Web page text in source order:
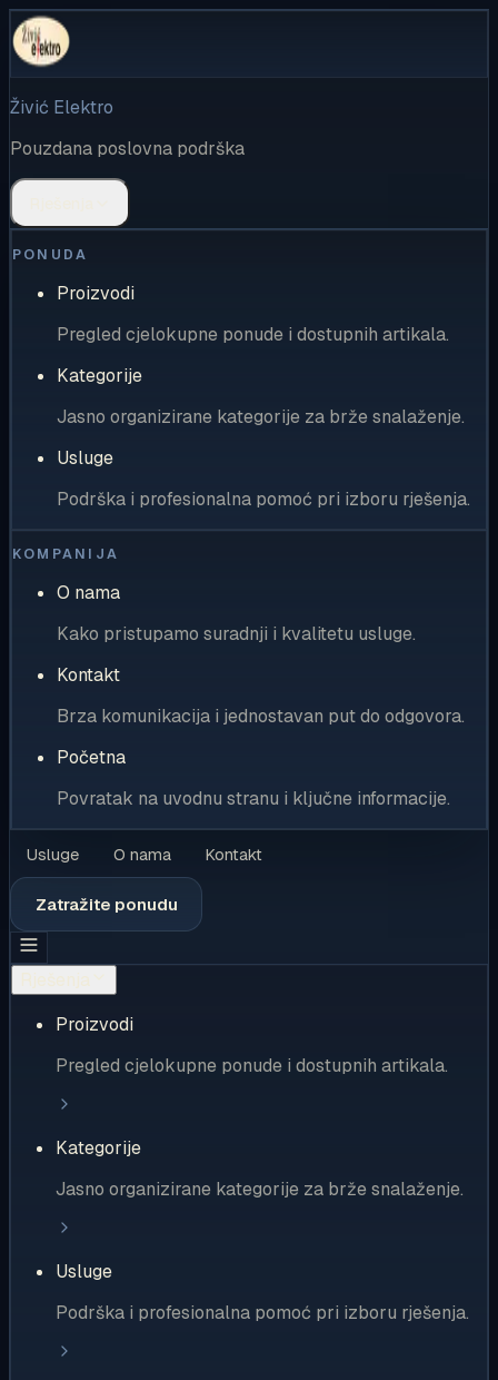
Živić Elektro
Pouzdana poslovna podrška
PONUDA
Proizvodi
Pregled cjelokupne ponude i dostupnih artikala.
Kategorije
Jasno organizirane kategorije za brže snalaženje.
Usluge
Podrška i profesionalna pomoć pri izboru rješenja.
KOMPANIJA
O nama
Kako pristupamo suradnji i kvalitetu usluge.
Kontakt
Brza komunikacija i jednostavan put do odgovora.
Početna
Povratak na uvodnu stranu i ključne informacije.
Usluge O nama Kontakt
Zatražite ponudu
Proizvodi
Pregled cjelokupne ponude i dostupnih artikala.
Kategorije
Jasno organizirane kategorije za brže snalaženje.
Usluge
Podrška i profesionalna pomoć pri izboru rješenja.